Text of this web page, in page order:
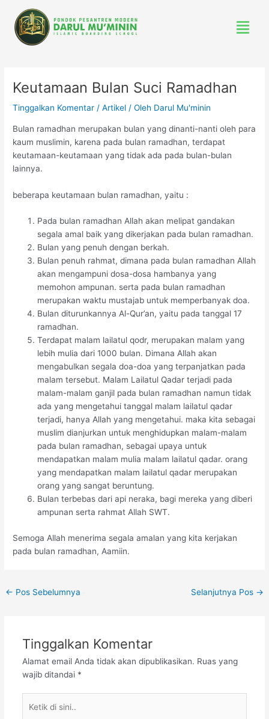
konten
Menu
Keutamaan Bulan Suci Ramadhan
Tinggalkan Komentar /Artikel / Oleh Darul Mu'minin
Bulan ramadhan merupakan bulan yang dinanti-nanti oleh para
kaum muslimin, karena pada bulan ramadhan, terdapat
keutamaan-keutamaan yang tidak ada pada bulan-bulan
lainnya.
beberapa keutamaan bulan ramadhan, yaitu :
Pada bulan ramadhan Allah akan melipat gandakan
segala amal baik yang dikerjakan pada bulan ramadhan.
Bulan yang penuh dengan berkah.
Bulan penuh rahmat, dimana pada bulan ramadhan Allah
akan mengampuni dosa-dosa hambanya yang
memohon ampunan. serta pada bulan ramadhan
merupakan waktu mustajab untuk memperbanyak doa.
Bulan diturunkannya Al-Qur’an, yaitu pada tanggal 17
ramadhan.
Terdapat malam lailatul qodr, merupakan malam yang
lebih mulia dari 1000 bulan. Dimana Allah akan
mengabulkan segala doa-doa yang terpanjatkan pada
malam tersebut. Malam Lailatul Qadar terjadi pada
malam-malam ganjil pada bulan ramadhan namun tidak
ada yang mengetahui tanggal malam lailatul qadar
terjadi, hanya Allah yang mengetahui. maka kita sebagai
muslim dianjurkan untuk menghidupkan malam-malam
pada bulan ramadhan, sebagai upaya untuk
mendapatkan malam mulia malam lailatul qadar. orang
yang mendapatkan malam lailatul qadar merupakan
orang yang sangat beruntung.
Bulan terbebas dari api neraka, bagi mereka yang diberi
ampunan serta rahmat Allah SWT.
Semoga Allah menerima segala amalan yang kita kerjakan
pada bulan ramadhan, Aamiin.
← Pos Sebelumnya Selanjutnya Pos →
Tinggalkan Komentar
Alamat email Anda tidak akan dipublikasikan. Ruas yang
wajib ditandai *